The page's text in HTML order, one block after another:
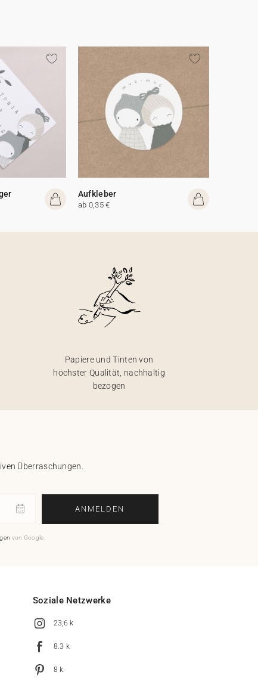
Aufkleber
ab 0,35 €
Papiere und Tinten von
höchster Qualität, nachhaltig
bezogen
Überraschungen.
ANMELDEN
von Google.
Soziale Netzwerke
23,6 k
8.3 k
8 k